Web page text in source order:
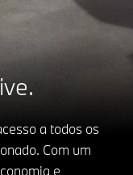
a todos os
Com um
e